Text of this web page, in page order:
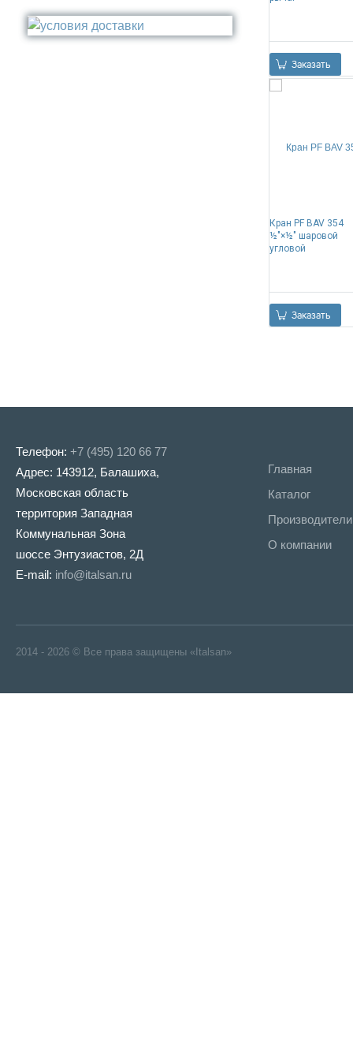
Стакан
Туалетный ёрш
Медь
Никель
Заказать
Кран PF BAV 354
½"×½" шаровой
угловой
Заказать
Телефон: +7 (495) 120 66 77
Адрес: 143912, Балашиха,
Московская область
территория Западная
Коммунальная Зона
шоссе Энтузиастов, 2Д
E-mail: info@italsan.ru
Главная
Каталог
Производители
О компании
2014 - 2026 © Все права защищены «Italsan»